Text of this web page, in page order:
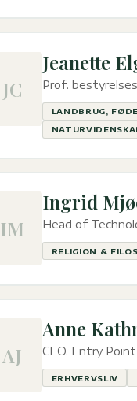
JC
Jeanette
Prof.
LANDBRUG,
IM
Ingrid
Head of
RELIGION &
AJ
Anne
CEO, Entry
ERHVERVSLIV